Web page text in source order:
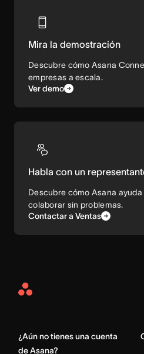
Mira la demostración
Descubre cómo Asana
empresas a escala.
Ver demo
Habla con un
Descubre cómo Asana ayuda
colaborar sin problemas.
Contactar a Ventas
Asana
¿Aún no tienes una cuenta
de Asana?